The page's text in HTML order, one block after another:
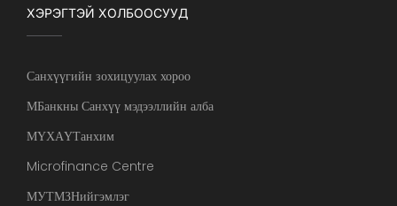
ХЭРЭГТЭЙ ХОЛБООСУУД
Санхүүгийн зохицуулах хороо
МБанкны Санхүү мэдээллийн алба
МҮХАҮТанхим
Microfinance Centre
МУТМЗНийгэмлэг